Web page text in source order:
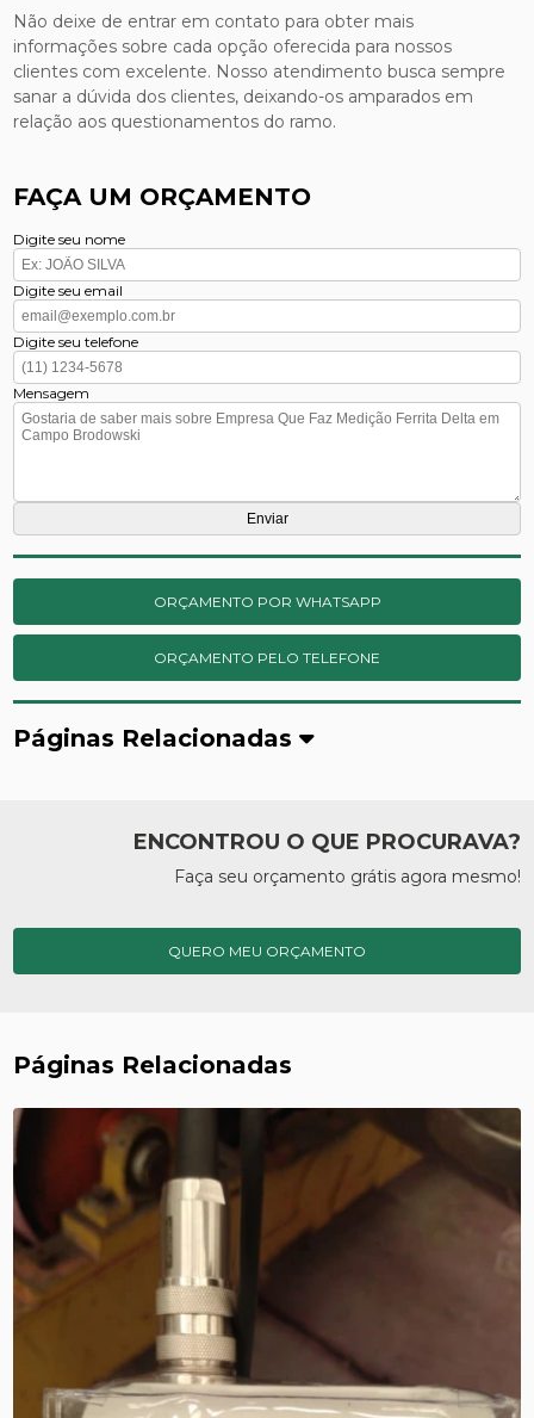
Não deixe de entrar em contato para obter mais
informações sobre cada opção oferecida para nossos
clientes com excelente. Nosso atendimento busca sempre
sanar a dúvida dos clientes, deixando-os amparados em
relação aos questionamentos do ramo.
FAÇA UM ORÇAMENTO
Digite seu nome
Digite seu email
Digite seu telefone
Mensagem
ORÇAMENTO POR WHATSAPP
ORÇAMENTO PELO TELEFONE
Páginas Relacionadas
ENCONTROU O QUE PROCURAVA?
Faça seu orçamento grátis agora mesmo!
QUERO MEU ORÇAMENTO
Páginas Relacionadas